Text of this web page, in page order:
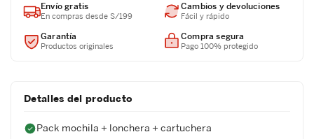
Envío gratis
En compras desde S/199
Cambios y devoluciones
Fácil y rápido
Garantía
Productos originales
Compra segura
Pago 100% protegido
Detalles del producto
Pack mochila + lonchera + cartuchera